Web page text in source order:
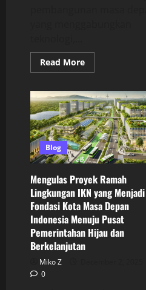
Read MoreRead
more
Hijau
IKN
Indonesia
Menuju
Kota
Masa
Depan
yang
Berkelanjutan,
Lingkungan,
dan
Berbasis
Inovasi
Teknologi
Modern
Blog
Mengulas Proyek Ramah
Lingkungan IKN yang Menjadi
Fondasi Kota Masa Depan
Indonesia Menuju Pusat
Pemerintahan Hijau dan
Berkelanjutan
Miko Z
0